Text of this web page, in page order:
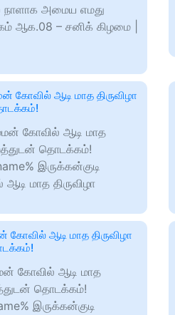
அமைய எமது
ஆக.08 – சனிக் கிழமை |
கோவில் ஆடி மாத திருவிழா
கோவில் ஆடி மாத
தொடக்கம்!
இருக்கன்குடி
மாத திருவிழா
கோவில் ஆடி மாத திருவிழா
கோவில் ஆடி மாத
தொடக்கம்!
இருக்கன்குடி